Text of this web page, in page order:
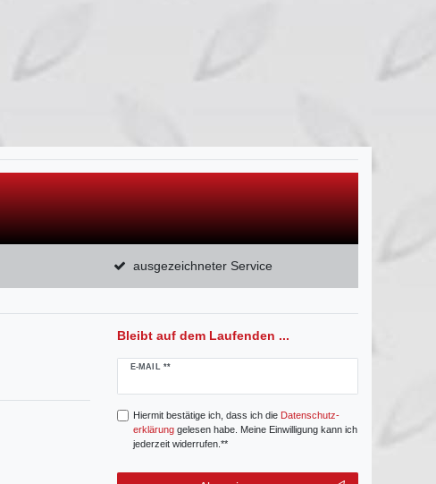
ausgezeichneter Service
Bleibt auf dem Laufenden ...
E-MAIL **
Newsletter
Hiermit bestätige ich, dass ich die Daten­schutz­
erklärunggelesen habe. Meine Einwilligung kann ich
jederzeit widerrufen.**